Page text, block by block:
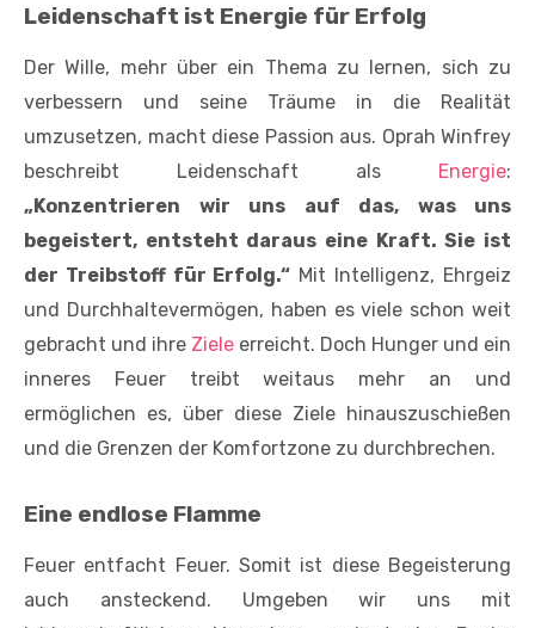
Leidenschaft ist Energie für Erfolg
Der Wille, mehr über ein Thema zu lernen, sich zu
verbessern und seine Träume in die Realität
umzusetzen, macht diese Passion aus. Oprah Winfrey
beschreibt Leidenschaft als
Energie:
„Konzentrieren wir uns auf das, was uns
begeistert, entsteht daraus eine Kraft. Sie ist
der Treibstoff für Erfolg.“ Mit Intelligenz, Ehrgeiz
und Durchhaltevermögen, haben es viele schon weit
gebracht und ihre Ziele erreicht. Doch Hunger und ein
inneres Feuer treibt weitaus mehr an und
ermöglichen es, über diese Ziele hinauszuschießen
und die Grenzen der Komfortzone zu durchbrechen.
Eine endlose Flamme
Feuer entfacht Feuer. Somit ist diese Begeisterung
auch ansteckend. Umgeben wir uns mit